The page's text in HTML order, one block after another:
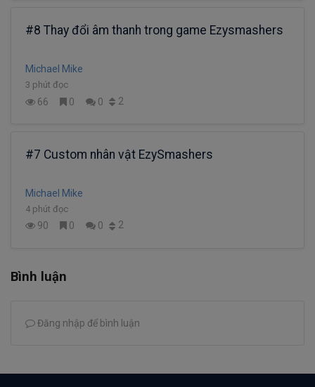
#8 Thay đổi âm thanh trong game Ezysmashers
Michael Mike
3 phút đọc
66 0 0 2
#7 Custom nhân vật EzySmashers
Michael Mike
4 phút đọc
90 0 0 2
Bình luận
Đăng nhập để bình luận